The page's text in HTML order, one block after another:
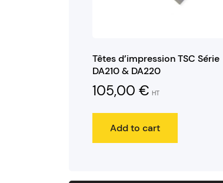
Têtes d’impression TSC Série
DA210 & DA220
105,00 € HT
Add to cart